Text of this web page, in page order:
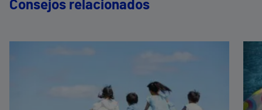
Consejos relacionados